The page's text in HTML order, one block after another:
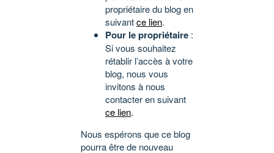
propriétaire du blog en
suivantce lien.
Pour le propriétaire :
Si vous souhaitez
rétablir l’accès à votre
blog, nous vous
invitons à nous
contacter en suivant
ce lien.
Nous espérons que ce blog
pourra être de nouveau